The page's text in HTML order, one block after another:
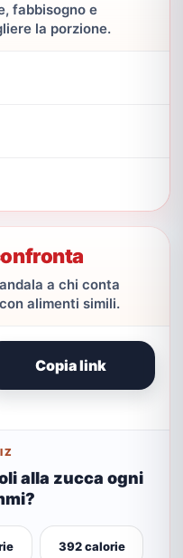
fabbisogno e
la porzione.
a chi conta
alimenti simili.
Copia link
alla zucca ogni
392 calorie